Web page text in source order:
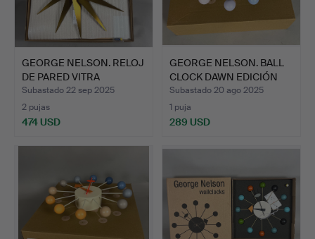
GEORGE NELSON. RELOJ
DE PARED VITRA
GRANDE…
Subastado 22 sep 2025
2 pujas
474 USD
GEORGE NELSON. BALL
CLOCK DAWN EDICIÓN
ESP…
Subastado 20 ago 2025
1 puja
289 USD